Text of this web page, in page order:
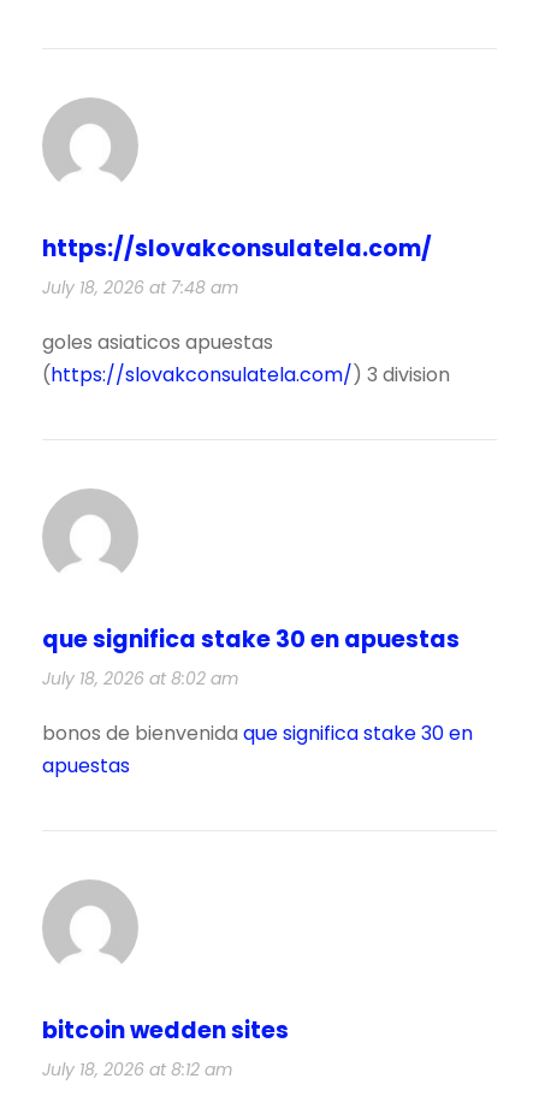
https://slovakconsulatela.com/
July 18, 2026 at 7:48 am
goles asiaticos apuestas
(https://slovakconsulatela.com/) 3 division
que significa stake 30 en apuestas
July 18, 2026 at 8:02 am
bonos de bienvenida que significa stake 30 en
apuestas
bitcoin wedden sites
July 18, 2026 at 8:12 am